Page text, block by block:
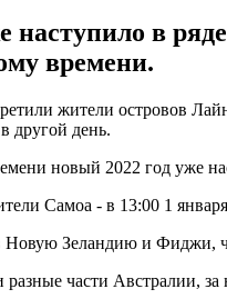
наступило в
времени.
жители островов
другой день.
новый 2022 год уже
Самоа - в 13:00 1
Зеландию и Фиджи,
разные части Австралии,